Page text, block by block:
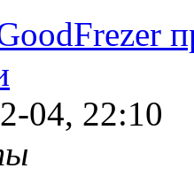
04, 22:10